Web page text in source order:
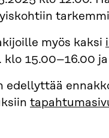
myös kaksi
15.00–16.00